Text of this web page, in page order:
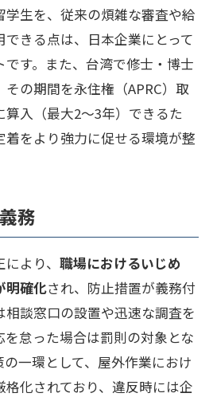
学生を、従来の煩雑な審査や給
きる点は、日本企業にとって
す。また、台湾で修士・博士
の期間を永住権（APRC）取
入（最大2〜3年）できるた
着をより強力に促せる環境が整
務
より、 職場におけるいじめ
明確化され、防止措置が義務付
相談窓口の設置や迅速な調査を
怠った場合は罰則の対象とな
一環として、屋外作業におけ
化されており、違反時には企